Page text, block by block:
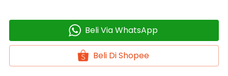
` Beli Via WhatsApp
` Beli Di Shopee